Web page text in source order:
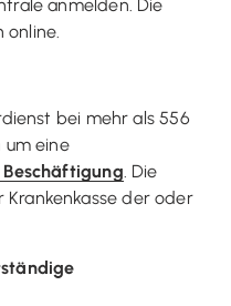
anmelden. Die
bei mehr als 556
um eine
. Die
der oder